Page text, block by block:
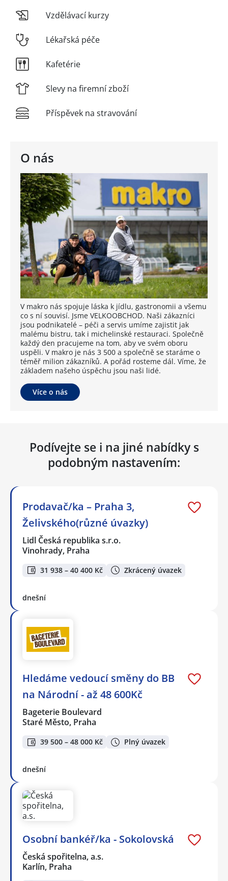
O nás
V makro nás spojuje láska k jídlu, gastronomii a všemu
co s ní souvisí. Jsme VELKOOBCHOD. Naši zákazníci
jsou podnikatelé – péči a servis umíme zajistit jak
malému bistru, tak i michelinské restauraci. Společně
každý den pracujeme na tom, aby ve svém oboru
uspěli. V makro je nás 3 500 a společně se staráme o
téměř milion zákazníků. A pořád rosteme dál. Víme, že
základem našeho úspěchu jsou naši lidé.
Více o nás
Vzdělávací kurzy
Lékařská péče
Kafetérie
Slevy na firemní zboží
Příspěvek na stravování
Podívejte se i na jiné nabídky s
podobným nastavením:
Prodavač/ka – Praha 3,
Želivského(různé úvazky)
Lidl Česká republika s.r.o.
Vinohrady, Praha
31 938 – 40 400 Kč Zkrácený úvazek
dnešní
Hledáme vedoucí směny do BB
na Národní - až 48 600Kč
Bageterie Boulevard
Staré Město, Praha
39 500 – 48 000 Kč Plný úvazek
dnešní
Osobní bankéř/ka - Sokolovská
Česká spořitelna, a.s.
Karlín, Praha